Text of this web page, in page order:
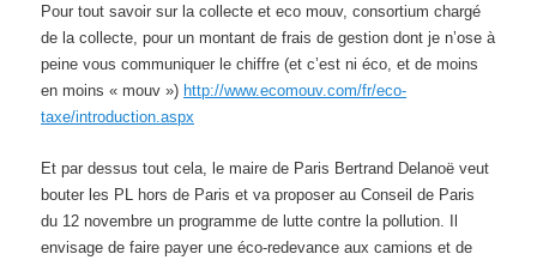
Pour tout savoir sur la collecte et eco mouv, consortium chargé
de la collecte, pour un montant de frais de gestion dont je n’ose à
peine vous communiquer le chiffre (et c’est ni éco, et de moins
en moins « mouv ») http://www.ecomouv.com/fr/eco-
taxe/introduction.aspx
Et par dessus tout cela, le maire de Paris Bertrand Delanoë veut
bouter les PL hors de Paris et va proposer au Conseil de Paris
du 12 novembre un programme de lutte contre la pollution. Il
envisage de faire payer une éco-redevance aux camions et de